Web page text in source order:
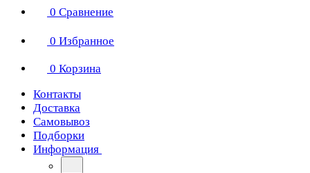
0 Сравнение
0 Избранное
0 Корзина
Контакты
Доставка
Самовывоз
Подборки
Информация